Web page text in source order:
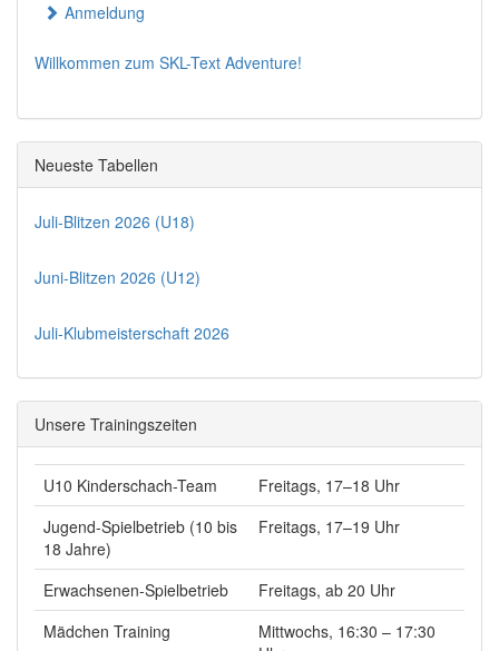
Anmeldung
Willkommen zum SKL-Text Adventure!
Neueste Tabellen
Juli-Blitzen 2026 (U18)
Juni-Blitzen 2026 (U12)
Juli-Klubmeisterschaft 2026
Unsere Trainingszeiten
U10 Kinderschach-Team
Freitags, 17–18 Uhr
Jugend-Spielbetrieb (10 bis
18 Jahre)
Freitags, 17–19 Uhr
Erwachsenen-Spielbetrieb
Freitags, ab 20 Uhr
Mädchen Training
Mittwochs, 16:30 – 17:30